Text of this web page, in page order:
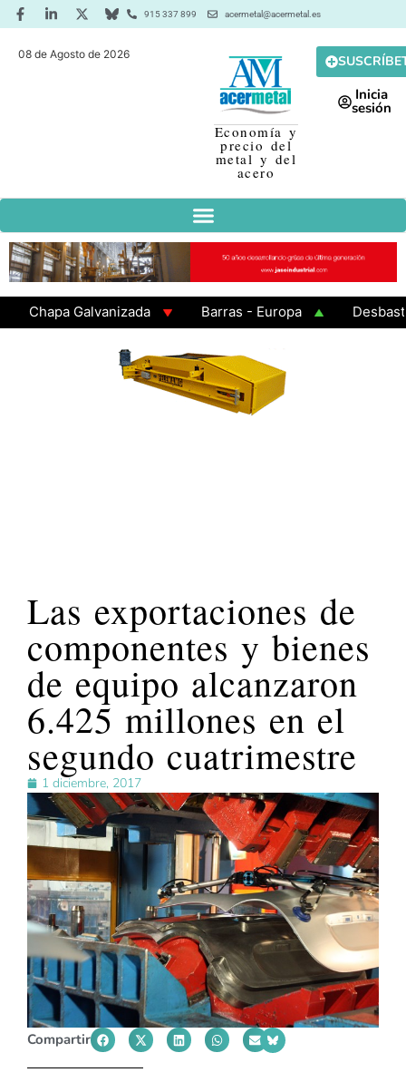
915 337 899 acermetal@acermetal.es
08 de Agosto de 2026
Economía y
precio del
metal y del
acero
Inicia
sesión
Chapa Galvanizada Barras - Europa
Desbaste -
Las exportaciones de
componentes y bienes
de equipo alcanzaron
6.425 millones en el
segundo cuatrimestre
1 diciembre, 2017
Compartir